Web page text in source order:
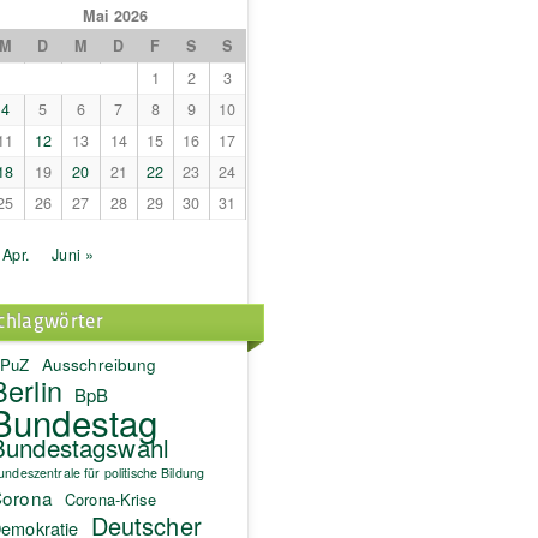
Mai 2026
M
D M D F S
S
1
2
3
4
5 6 7 8 9
10
12 13 14 15 16
17
19 20 21 22 23
24
26 27 28 29 30 31
Juni »
Ausschreibung
BpB
für politische Bildung
Corona-Krise
Deutscher